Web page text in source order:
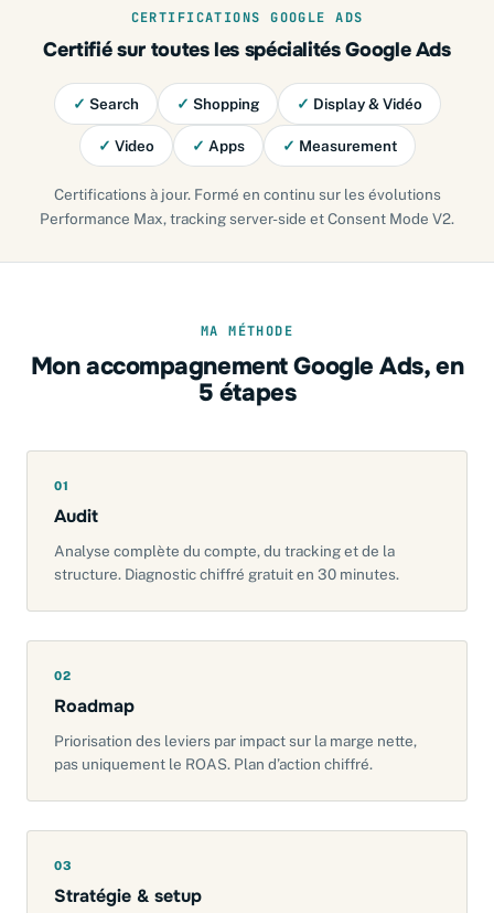
CERTIFICATIONS GOOGLE ADS
Certifié sur toutes les spécialités Google Ads
✓ Search ✓ Shopping ✓ Display & Vidéo
✓ Video ✓ Apps ✓ Measurement
Certifications à jour. Formé en continu sur les évolutions
Performance Max, tracking server-side et Consent Mode V2.
MA MÉTHODE
Mon accompagnement Google Ads, en
5 étapes
01
Audit
Analyse complète du compte, du tracking et de la
structure. Diagnostic chiffré gratuit en 30 minutes.
02
Roadmap
Priorisation des leviers par impact sur la marge nette,
pas uniquement le ROAS. Plan d’action chiffré.
03
Stratégie & setup